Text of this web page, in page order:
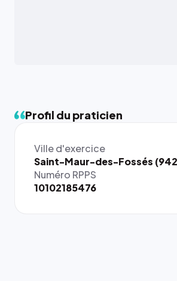
Profil du praticien
Ville d'exercice
Saint-Maur-des-Fossés
Numéro RPPS
10102185476
{# 40×40
: la taille
rendue par
`.profile-